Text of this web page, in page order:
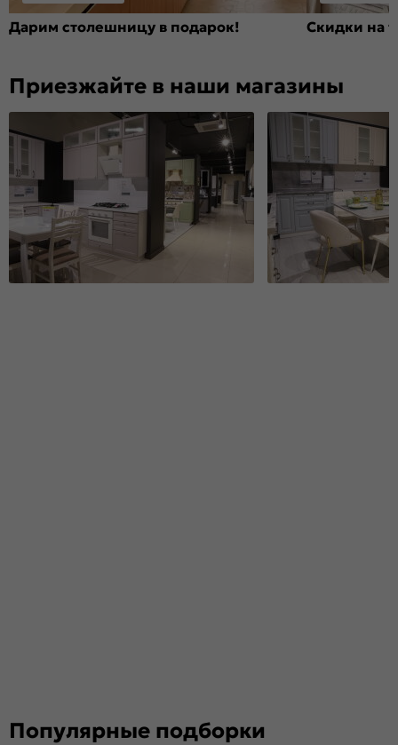
Дарим столешницу в подарок! Скидки на
Приезжайте в наши магазины
Популярные подборки